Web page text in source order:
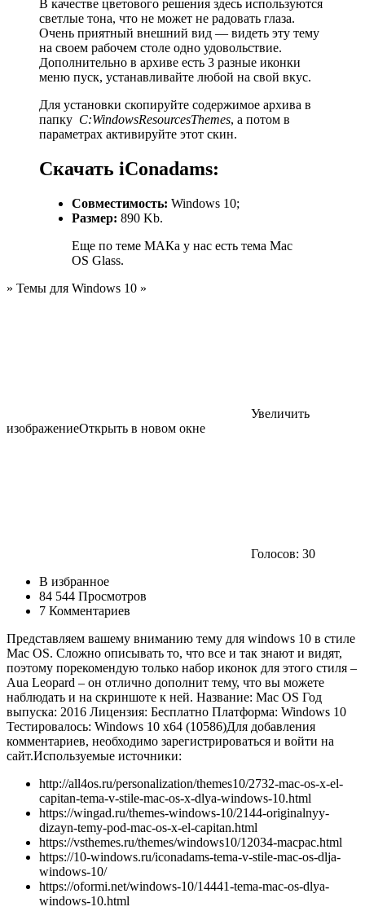
В качестве цветового решения здесь используются
светлые тона, что не может не радовать глаза.
Очень приятный внешний вид — видеть эту тему
на своем рабочем столе одно удовольствие.
Дополнительно в архиве есть 3 разные иконки
меню пуск, устанавливайте любой на свой вкус.
Для установки скопируйте содержимое архива в
папку C:WindowsResourcesThemes, а потом в
параметрах активируйте этот скин.
Скачать iConadams:
Совместимость: Windows 10;
Размер: 890 Kb.
Еще по теме МАКа у нас есть тема Mac
OS Glass.
» Темы для Windows 10 »
Увеличить
изображениеОткрыть в новом окне
Голосов: 30
В избранное
84 544 Просмотров
7 Комментариев
Представляем вашему вниманию тему для windows 10 в стиле
Mac OS. Сложно описывать то, что все и так знают и видят,
поэтому порекомендую только набор иконок для этого стиля –
Aua Leopard – он отлично дополнит тему, что вы можете
наблюдать и на скриншоте к ней. Название: Mac OS Год
выпуска: 2016 Лицензия: Бесплатно Платформа: Windows 10
Тестировалось: Windows 10 x64 (10586)Для добавления
комментариев, необходимо зарегистрироваться и войти на
сайт.Используемые источники:
http://all4os.ru/personalization/themes10/2732-mac-os-x-el-
capitan-tema-v-stile-mac-os-x-dlya-windows-10.html
https://wingad.ru/themes-windows-10/2144-originalnyy-
dizayn-temy-pod-mac-os-x-el-capitan.html
https://vsthemes.ru/themes/windows10/12034-macpac.html
https://10-windows.ru/iconadams-tema-v-stile-mac-os-dlja-
windows-10/
https://oformi.net/windows-10/14441-tema-mac-os-dlya-
windows-10.html